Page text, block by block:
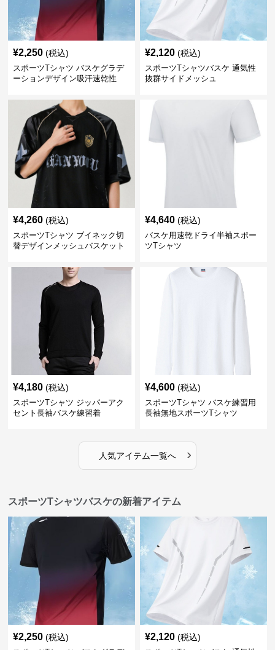
¥2,250 (税込)
スポーツTシャツ バスケグラデ
ーションデザイン吸汗速乾性
¥2,120 (税込)
スポーツTシャツバスケ 通気性
抜群サイドメッシュ
¥4,260 (税込)
スポーツTシャツ ブイネック切
替デザインメッシュバスケット
¥4,640 (税込)
バスケ用速乾ドライ半袖スポー
ツTシャツ
¥4,180 (税込)
スポーツTシャツ ジッパーアク
セント長袖バスケ練習着
¥4,600 (税込)
スポーツTシャツ バスケ練習用
長袖無地スポーツTシャツ
人気アイテム一覧へ ›
スポーツTシャツバスケの新着アイテム
¥2,250 (税込) ¥2,120 (税込)